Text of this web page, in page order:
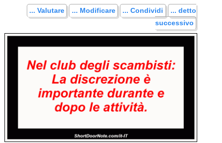
... Valutare ... Modificare ... Condividi
... detto
successivo